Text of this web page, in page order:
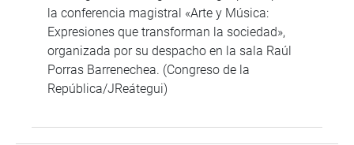
la conferencia magistral «Arte y Música:
Expresiones que transforman la sociedad»,
organizada por su despacho en la sala Raúl
Porras Barrenechea. (Congreso de la
República/JReátegui)